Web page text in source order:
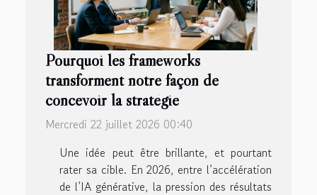
Pourquoi les frameworks
transforment notre façon de
concevoir la stratégie
Mercredi 22 juillet 2026 00:40
Une idée peut être brillante, et pourtant
rater sa cible. En 2026, entre l’accélération
de l’IA générative, la pression des résultats